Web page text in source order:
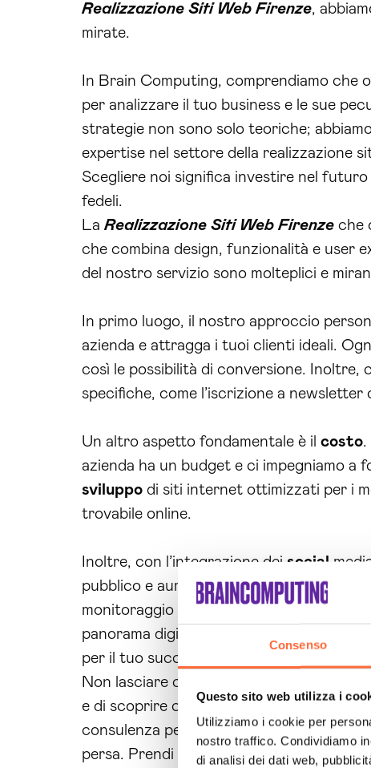
Consenso
Questo sito web utilizza i
Utilizziamo i cookie per
nostro traffico. Condividiamo
di analisi dei dati web,
Realizzazione Siti Web Firenze,
mirate.
In Brain Computing, comprendiamo che
per analizzare il tuo business e le sue
strategie non sono solo teoriche;
expertise nel settore della realizzazione
Scegliere noi significa investire nel
fedeli.
La Realizzazione Siti Web Firenze che
che combina design, funzionalità e user
del nostro servizio sono molteplici e
In primo luogo, il nostro approccio
azienda e attragga i tuoi clienti ideali.
così le possibilità di conversione. Inoltre,
specifiche, come l’iscrizione a
Un altro aspetto fondamentale è il costo.
azienda ha un budget e ci impegniamo a
sviluppo di siti internet ottimizzati per i
trovabile online.
Inoltre, con l’integrazione dei social
pubblico e aumentando l’engagement.
monitoraggio delle performance e
panorama digitale. Con la
per il tuo successo.
Non lasciare che la tua azienda rimanga
e di scoprire come possiamo aiutarti a
consulenza personalizzata e per
persa. Prendi il controllo del tuo futuro